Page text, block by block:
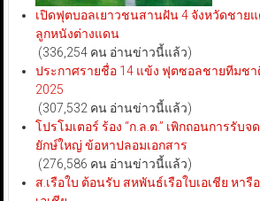
เปิดฟุตบอลเยาวชนสานฝัน 4 จังหวัดชาย
ลูกหนังต่างแดน
(336,254 คน อ่านข่าวนี้แล้ว)
ประกาศรายชื่อ 14 แข้ง ฟุตซอลชายทีมช
2025
(307,532 คน อ่านข่าวนี้แล้ว)
โปรโมเตอร์ ร้อง “ก.ล.ต.” เพิกถอนการรับ
ยักษ์ใหญ่ ข้อหาปลอมเอกสาร
(276,586 คน อ่านข่าวนี้แล้ว)
ส.เรือใบ ต้อนรับ สหพันธ์เรือใบเอเชีย หา